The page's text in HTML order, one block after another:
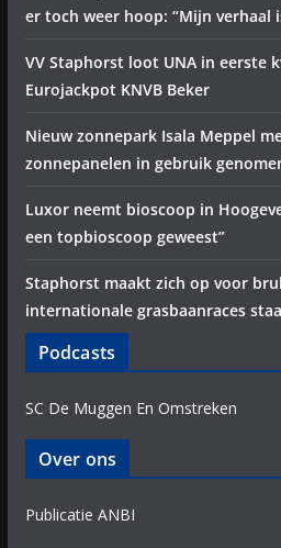
er toch weer hoop: “Mijn verhaal
VV Staphorst loot UNA in eerste
Eurojackpot KNVB Beker
Nieuw zonnepark Isala Meppel
zonnepanelen in gebruik
Luxor neemt bioscoop in
een topbioscoop geweest”
Staphorst maakt zich op voor
internationale grasbaanraces
Podcasts
SC De Muggen En Omstreken
Over ons
Publicatie ANBI